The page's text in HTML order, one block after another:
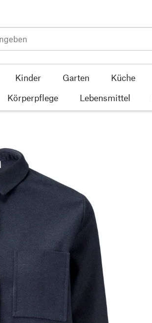
Kinder Garten Küche
Körperpflege Lebensmittel